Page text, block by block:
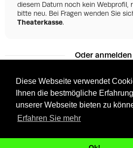
Diese Webseite verwendet
Ihnen die bestmögliche
unserer Webseite bieten zu
Erfahren Sie mehr
diesem Datum noch kein Webprofil,
bitte neu. Bei Fragen wenden Sie
Theaterkasse.
Oder
Facebook